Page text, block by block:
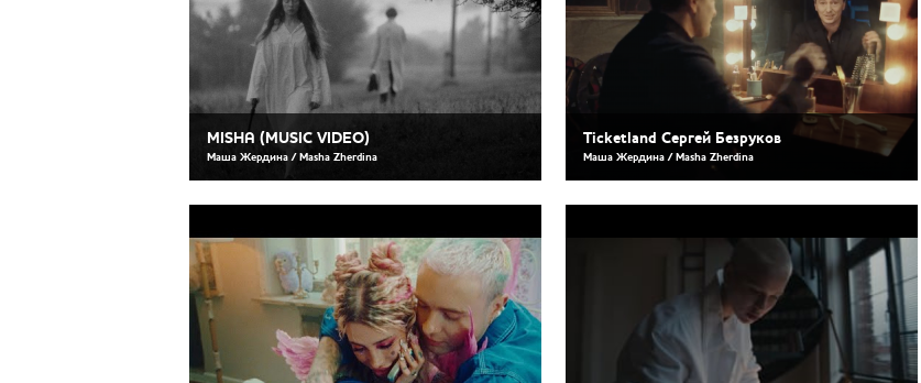
MISHA (MUSIC VIDEO)
Маша Жердина / Masha Zherdina
Ticketland Сергей Безруков
Маша Жердина / Masha Zherdina